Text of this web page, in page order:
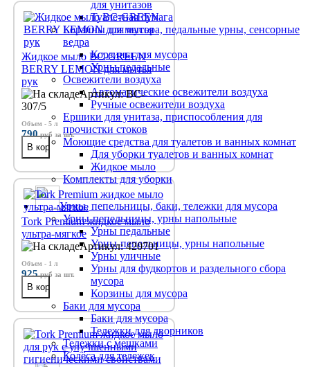
для унитазов
Туалетная бумага
Корзины для мусора, педальные урны, сенсорные
ведра
Корзины для мусора
Урны педальные
Освежители воздуха
Автоматические освежители воздуха
Ручные освежители воздуха
Ершики для унитаза, приспособления для
прочистки стоков
Моющие средства для туалетов и ванных комнат
Для уборки туалетов и ванных комнат
Жидкое мыло
Комплекты для уборки
Урны, пепельницы, баки, тележки для мусора
Урны-пепельницы, урны напольные
Урны педальные
Урны-пепельницы, урны напольные
Урны уличные
Урны для фудкортов и раздельного сбора
мусора
Корзины для мусора
Баки для мусора
Баки для мусора
Тележки для дворников
Тележки с мешками
Колёса для тележек
Жидкое мыло BC-GREEN
BERRY LEMON для мытья
рук
Артикул: BC-
307/5
Объем - 5 л
790руб за шт.
Tork Premium жидкое мыло
ультра-мягкое
Артикул: 420701
Объем - 1 л
925руб за шт.